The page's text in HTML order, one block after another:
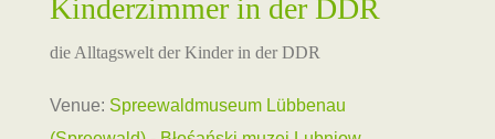
Kinderzimmer in der DDR
die Alltagswelt der Kinder in der DDR
Venue: Spreewaldmuseum Lübbenau